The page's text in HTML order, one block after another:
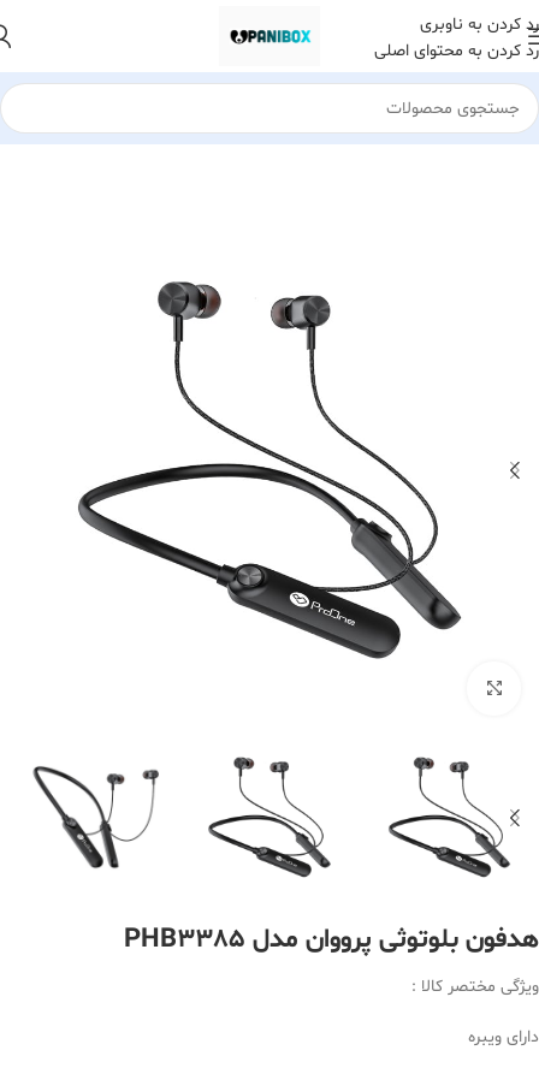
رد کردن به ناوبری
رد کردن به محتوای اصلی
خانه هدست هدفون و هندزفری هدست بلوتوث
هدفون بلوتوثی پرووان مدل PHB3385
ویژگی مختصر کالا :
دارای ویبره